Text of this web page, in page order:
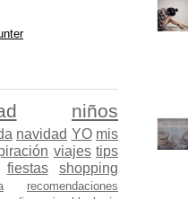
niños
navidad YO mis
viajes tips
fiestas
shopping
recomendaciones